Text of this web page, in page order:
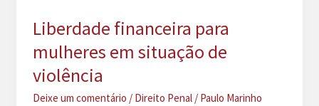
Liberdade financeira para
mulheres em situação de
violência
Deixe um comentário / Direito Penal/ Paulo Marinho